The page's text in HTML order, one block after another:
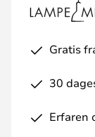
Gratis
30
Erfaren